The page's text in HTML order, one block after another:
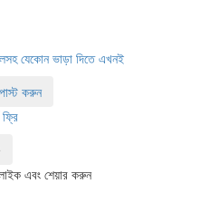
যেকোন ভাড়া দিতে এখনই
করুন
ফ্রি
এবং শেয়ার করুন